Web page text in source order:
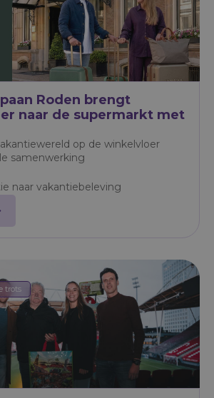
Roden brengt
naar de supermarkt met
op de winkelvloer
samenwerking
naar vakantiebeleving
trots